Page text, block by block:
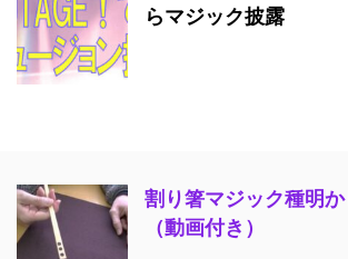
らマジック披露
割り箸マジック種明
（動画付き）